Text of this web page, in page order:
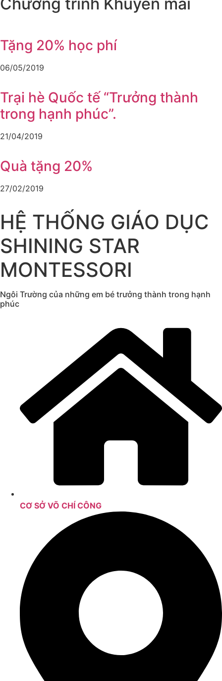
Tặng 20% học phí
06/05/2019
Trại hè Quốc tế “Trưởng thành
trong hạnh phúc”.
21/04/2019
Quà tặng 20%
27/02/2019
HỆ THỐNG GIÁO DỤC
SHINING STAR
MONTESSORI
Ngôi Trường của những em bé trưởng thành trong hạnh
phúc
CƠ SỞ VÕ CHÍ CÔNG